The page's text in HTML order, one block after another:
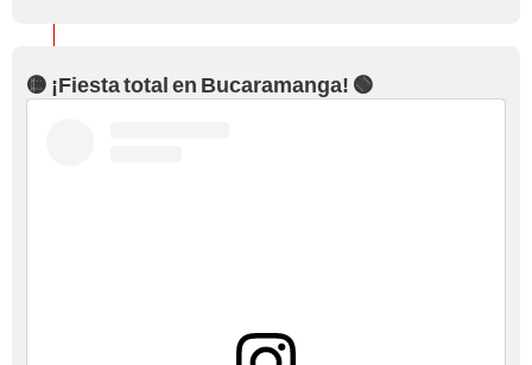
🟡 ¡Fiesta total en Bucaramanga! 🟢